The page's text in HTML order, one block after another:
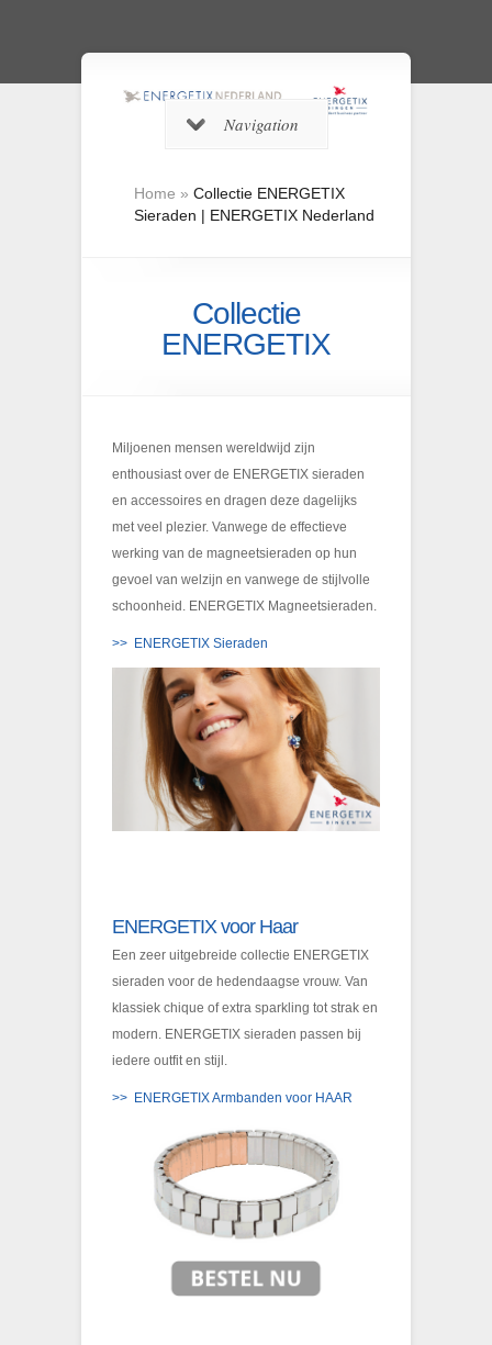
Navigation
Home » Collectie ENERGETIX
Sieraden | ENERGETIX Nederland
Collectie
ENERGETIX
Miljoenen mensen wereldwijd zijn
enthousiast over de ENERGETIX sieraden
en accessoires en dragen deze dagelijks
met veel plezier. Vanwege de effectieve
werking van de magneetsieraden op hun
gevoel van welzijn en vanwege de stijlvolle
schoonheid. ENERGETIX Magneetsieraden.
>> ENERGETIX Sieraden
ENERGETIX voor Haar
Een zeer uitgebreide collectie ENERGETIX
sieraden voor de hedendaagse vrouw. Van
klassiek chique of extra sparkling tot strak en
modern. ENERGETIX sieraden passen bij
iedere outfit en stijl.
>> ENERGETIX Armbanden voor HAAR